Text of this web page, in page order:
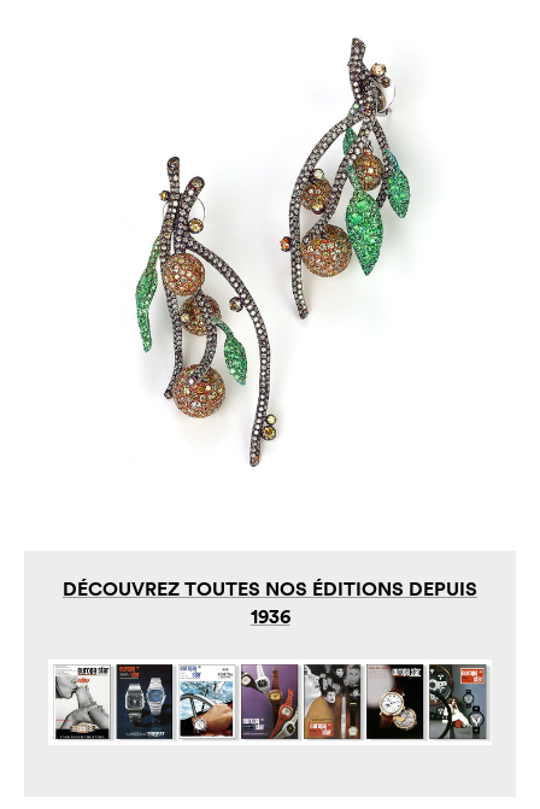
DÉCOUVREZ TOUTES NOS ÉDITIONS DEPUIS
1936